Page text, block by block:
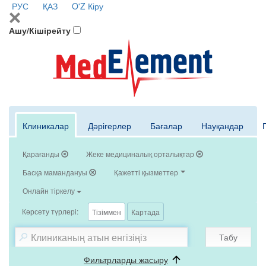
РУС ҚАЗ O'Z Кіру
Ашу/Кішірейту
Клиникалар Дәрігерлер Бағалар Науқандар
Қарағанды
Жеке медициналық орталықтар
Басқа мамандануы
Қажетті қызметтер
Онлайн тіркелу
Көрсету түрлері: Тізіммен Картада
Табу
Фильтрларды жасыру